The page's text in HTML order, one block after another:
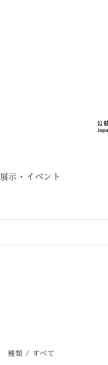
展示・イベント
種類 / すべて